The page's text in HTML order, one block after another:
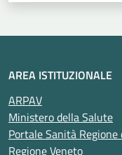
AREA ISTITUZIONALE
ARPAV
Ministero della Salute
Portale Sanità Regione
Regione Veneto